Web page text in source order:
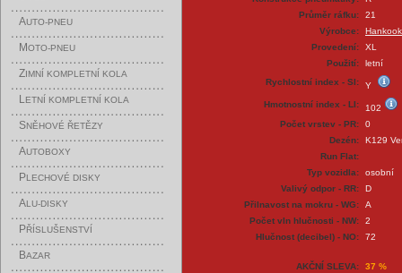
AUTO-PNEU
MOTO-PNEU
ZIMNÍ KOMPLETNÍ KOLA
LETNÍ KOMPLETNÍ KOLA
SNĚHOVÉ ŘETĚZY
AUTOBOXY
PLECHOVÉ DISKY
ALU-DISKY
PŘÍSLUŠENSTVÍ
BAZAR
Průměr ráfku:
21
Výrobce:
Hankook
Provedení:
XL
Použití:
letní
Rychlostní index - SI:
Y
Hmotnostní index - LI:
102
Počet vrstev - PR:
0
Dezén:
K129
Run Flat:
Typ vozidla:
osobní
Valivý odpor - RR:
D
Přilnavost na mokru - WG:
A
Počet vln hlučnosti - NW:
2
Hlučnost (decibel) - NO:
72
AKČNÍ SLEVA: 37 %